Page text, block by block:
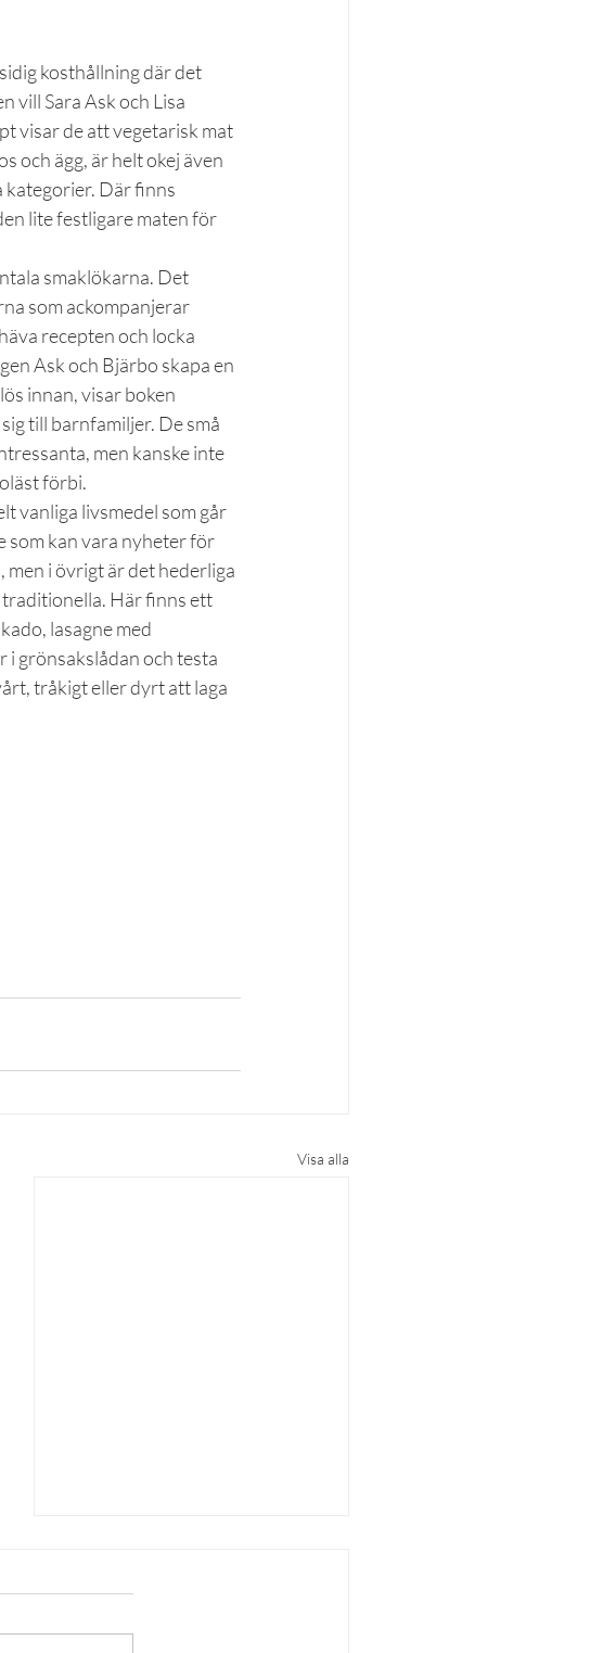
Studentekonomi Resa
kosthållning där det
vill Sara Ask och Lisa
visar de att vegetarisk mat
och ägg, är helt okej även
kategorier. Där finns
lite festligare maten för
smaklökarna. Det
som ackompanjerar
recepten och locka
Ask och Bjärbo skapa en
innan, visar boken
till barnfamiljer. De små
men kanske inte
förbi.
vanliga livsmedel som går
som kan vara nyheter för
i övrigt är det hederliga
traditionella. Här finns ett
lasagne med
i grönsakslådan och testa
tråkigt eller dyrt att laga
Visa alla